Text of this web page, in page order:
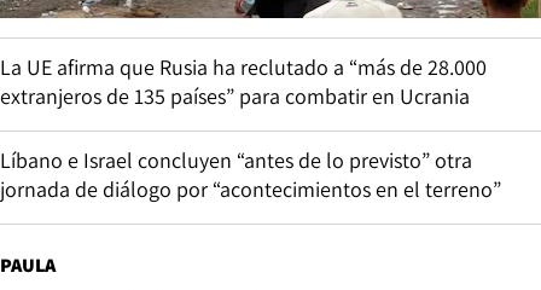
La UE afirma que Rusia ha reclutado a “más de 28.000
extranjeros de 135 países” para combatir en Ucrania
Líbano e Israel concluyen “antes de lo previsto” otra
jornada de diálogo por “acontecimientos en el terreno”
PAULA